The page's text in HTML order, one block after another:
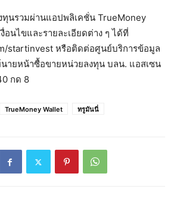
ทุนรวมผ่านแอปพลิเคชั่น TrueMoney
อนไขและรายละเอียดต่าง ๆ ได้ที่
startinvest หรือติดต่อศูนย์บริการข้อมูล
ายหน้าซื้อขายหน่วยลงทุน บลน. แอสเซน
กด 8
TrueMoney Wallet ทรูมันนี่